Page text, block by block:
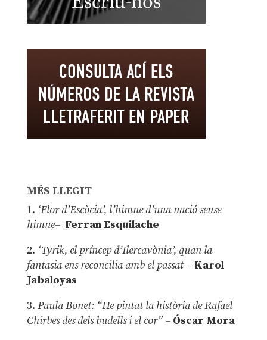
MÉS LLEGIT
1. ‘Flor d’Escòcia’, l’himne d’una nació sense
himne– Ferran Esquilache
2. ‘Tyrik, el príncep d’Ilercavònia’, quan la
fantasia ens reconcilia amb el passat– Karol
Jabaloyas
3. Paula Bonet: “He pintat la història de Rafael
Chirbes des dels budells i el cor” –Óscar Mora